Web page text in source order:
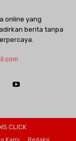
online yang
berita tanpa